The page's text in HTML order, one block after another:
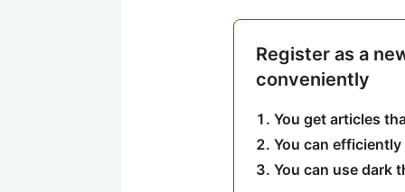
Register as a
conveniently
You get articles
You can
You can use dark